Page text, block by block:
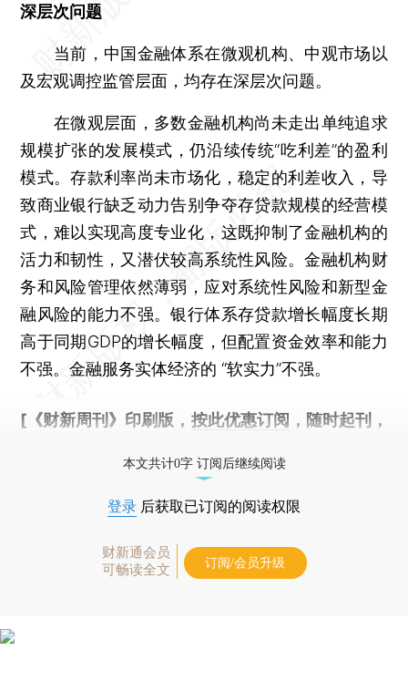
深层次问题
当前，中国金融体系在微观机构、中观市场以
及宏观调控监管层面，均存在深层次问题。
在微观层面，多数金融机构尚未走出单纯追求
规模扩张的发展模式，仍沿续传统“吃利差”的盈利
模式。存款利率尚未市场化，稳定的利差收入，导
致商业银行缺乏动力告别争夺存贷款规模的经营模
式，难以实现高度专业化，这既抑制了金融机构的
活力和韧性，又潜伏较高系统性风险。金融机构财
务和风险管理依然薄弱，应对系统性风险和新型金
融风险的能力不强。银行体系存贷款增长幅度长期
高于同期GDP的增长幅度，但配置资金效率和能力
不强。金融服务实体经济的 “软实力”不强。
[《财新周刊》印刷版， 按此优惠订阅 ，随时起刊，
本文共计0字 订阅后继续阅读
登录 后获取已订阅的阅读权限
财新通会员
可畅读全文
订阅/会员升级